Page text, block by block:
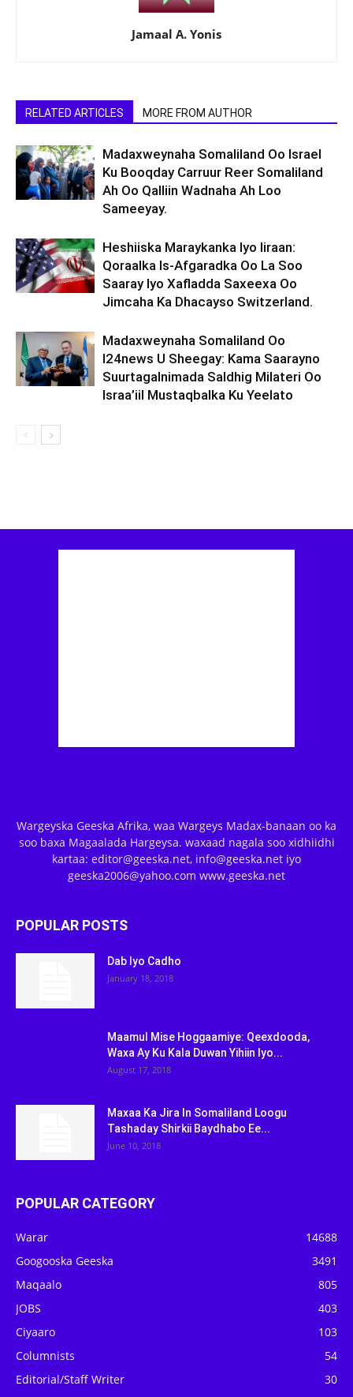
Jamaal A. Yonis
RELATED ARTICLES MORE FROM AUTHOR
Madaxweynaha Somaliland Oo Israel
Ku Booqday Carruur Reer Somaliland
Ah Oo Qalliin Wadnaha Ah Loo
Sameeyay.
Heshiiska Maraykanka Iyo Iiraan:
Qoraalka Is-Afgaradka Oo La Soo
Saaray Iyo Xafladda Saxeexa Oo
Jimcaha Ka Dhacayso Switzerland.
Madaxweynaha Somaliland Oo
I24news U Sheegay: Kama Saarayno
Suurtagalnimada Saldhig Milateri Oo
Israa’iil Mustaqbalka Ku Yeelato
Wargeyska Geeska Afrika, waa Wargeys Madax-banaan oo ka
soo baxa Magaalada Hargeysa. waxaad nagala soo xidhiidhi
kartaa: editor@geeska.net, info@geeska.net iyo
geeska2006@yahoo.com www.geeska.net
POPULAR POSTS
Dab Iyo Cadho
January 18, 2018
Maamul Mise Hoggaamiye: Qeexdooda,
Waxa Ay Ku Kala Duwan Yihiin Iyo...
August 17, 2018
Maxaa Ka Jira In Somaliland Loogu
Tashaday Shirkii Baydhabo Ee...
June 10, 2018
POPULAR CATEGORY
Warar
14688
Googooska Geeska
3491
Maqaalo
805
JOBS
403
Ciyaaro
103
Columnists
54
Editorial/Staff Writer
30